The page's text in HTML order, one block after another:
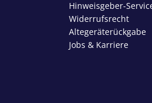
Hinweisgeber-
Widerrufsrecht
Altegeräterückgabe
Jobs & Karriere